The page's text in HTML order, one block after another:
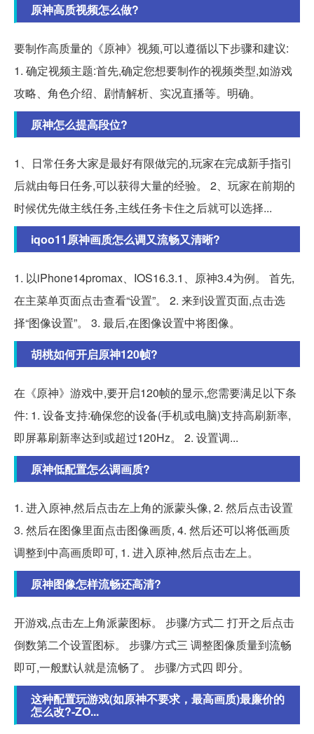
原神高质视频怎么做?
要制作高质量的《原神》视频,可以遵循以下步骤和建议:
1. 确定视频主题:首先,确定您想要制作的视频类型,如游戏
攻略、角色介绍、剧情解析、实况直播等。明确。
原神怎么提高段位?
1、日常任务大家是最好有限做完的,玩家在完成新手指引
后就由每日任务,可以获得大量的经验。 2、玩家在前期的
时候优先做主线任务,主线任务卡住之后就可以选择...
iqoo11原神画质怎么调又流畅又清晰?
1. 以iPhone14promax、IOS16.3.1、原神3.4为例。 首先,
在主菜单页面点击查看“设置”。 2. 来到设置页面,点击选
择“图像设置”。 3. 最后,在图像设置中将图像。
胡桃如何开启原神120帧?
在《原神》游戏中,要开启120帧的显示,您需要满足以下条
件: 1. 设备支持:确保您的设备(手机或电脑)支持高刷新率,
即屏幕刷新率达到或超过120Hz。 2. 设置调...
原神低配置怎么调画质?
1. 进入原神,然后点击左上角的派蒙头像, 2. 然后点击设置
3. 然后在图像里面点击图像画质, 4. 然后还可以将低画质
调整到中高画质即可, 1. 进入原神,然后点击左上。
原神图像怎样流畅还高清?
开游戏,点击左上角派蒙图标。 步骤/方式二 打开之后点击
倒数第二个设置图标。 步骤/方式三 调整图像质量到流畅
即可,一般默认就是流畅了。 步骤/方式四 即分。
这种配置玩游戏(如原神不要求，最高画质)最廉价的
怎么改?-ZO...